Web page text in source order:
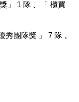
」 1 隊 、「 櫃買
秀團隊獎 」 7 隊 。